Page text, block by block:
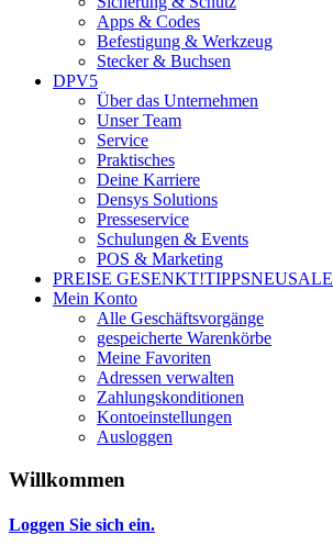
Apps & Codes
Befestigung & Werkzeug
Stecker & Buchsen
DPV5
Über das Unternehmen
Unser Team
Service
Praktisches
Deine Karriere
Densys Solutions
Presseservice
Schulungen & Events
POS & Marketing
PREISE GESENKT!TIPPSNEUSALE
Mein Konto
Alle Geschäftsvorgänge
gespeicherte Warenkörbe
Meine Favoriten
Adressen verwalten
Zahlungskonditionen
Kontoeinstellungen
Ausloggen
Willkommen
Loggen Sie sich ein.